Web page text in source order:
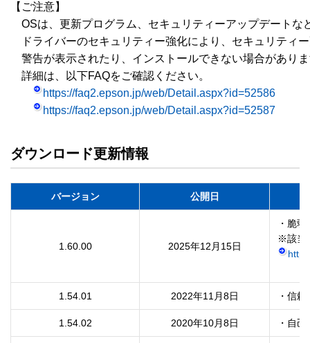
【ご注意】
OSは、更新プログラム、セキュリティーアップデートな
ドライバーのセキュリティー強化により、セキュリティ
警告が表示されたり、インストールできない場合があり
詳細は、以下FAQをご確認ください。
https://faq2.epson.jp/web/Detail.aspx?id=52586
https://faq2.epson.jp/web/Detail.aspx?id=52587
ダウンロード更新情報
バージョン 公開日
1.60.00 2025年12月15日
・脆
1.54.01 2022年11月8日 ・信
1.54.02 2020年10月8日 ・自